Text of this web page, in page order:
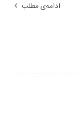
ادامه‌ی مطلب